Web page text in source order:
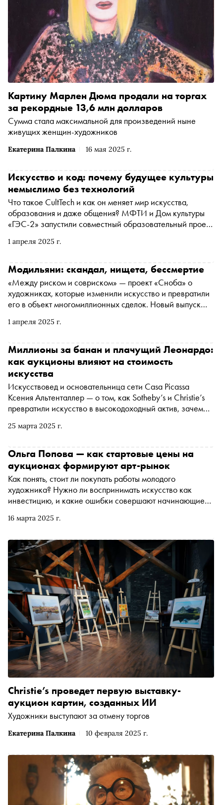
Екатерина Палкина 16 мая 2025 г.
Картину Марлен Дюма продали на торгах
за рекордные 13,6 млн долларов
Сумма стала максимальной для произведений ныне
живущих женщин-художников
1 апреля 2025 г.
Искусство и код: почему будущее культуры
немыслимо без технологий
Что такое CultTech и как он меняет мир искусства,
образования и даже общения? МФТИ и Дом культуры
«ГЭС-2» запустили совместный образовательный проект
технологий». «Сноб» поговорил с директором
том, почему традиционным музеям и театрам сегодня
жизненно необходимо осваивать новые технологии, как
создаются «умные» экспонаты вроде ИИ-«диванных
критиков», можно ли с помощью VR «оживить»
утраченные традиции, почему предсказания трендов в
искусстве с помощью AI пока работают лишь отчасти, и
опыта — несет это неизбежное сближение
1 апреля 2025 г.
Модильяни: скандал, нищета, бессмертие
«Между риском и совриском» — проект «Сноба» о
художниках, которые изменили искусство и превратили
его в объект многомиллионных сделок. Новый выпуск
дансер Сергей Чернышев обсуждают работы
25 марта 2025 г.
Миллионы за банан и плачущий Леонардо:
как аукционы влияют на стоимость
искусства
Искусствовед и основательница сети Casa Picassa
Ксения Альтенталлер — о том, как Sotheby’s и Christie’s
превратили искусство в высокодоходный актив, зачем
почему банан на стене может стоить шесть миллионов
16 марта 2025 г.
Ольга Попова — как стартовые цены на
аукционах формируют арт-рынок
Как понять, стоит ли покупать работы молодого
художника? Нужно ли воспринимать искусство как
инвестицию, и какие ошибки совершают начинающие
остается закрытым, но при этом продолжает
рубежом, и как санкции изменили рынок? Автор
«Сноба» Александр Юдин попросил экспертов арт-
рынка высказаться о наболевшем. В этой колонке —
Ольга Попова, основательница проекта «АукциON».
Она рассказывает, как формируются цены на
аукционах, почему стартовая стоимость может быть ниже
рыночной и кто сегодня определяет тренды в искусстве
Екатерина Палкина 10 февраля 2025 г.
Christie’s проведет первую выставку-
аукцион картин, созданных ИИ
Художники выступают за отмену торгов